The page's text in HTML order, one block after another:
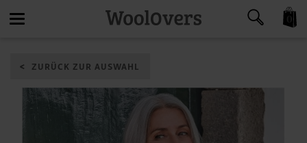
navigation
ZURÜCK ZUR AUSWAHL